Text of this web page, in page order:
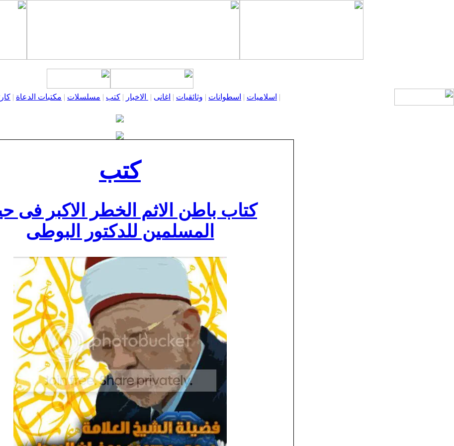
| اسلاميات | اسطوانات | وثائقيات | اغانى | الاخبار | كتب | مسلسلات | مكتبات الدعاة |
كتب
كتاب باطن الاثم الخطر الاكبر فى
المسلمين للدكتور البوطى